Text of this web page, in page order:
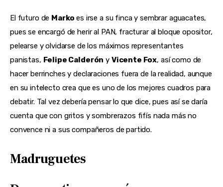
El futuro de Markoes irse a su finca y sembrar aguacates,
pues se encargó de herir al PAN, fracturar al bloque opositor,
pelearse y olvidarse de los máximos representantes
panistas, Felipe Calderón y Vicente Fox, así como de
hacer berrinches y declaraciones fuera de la realidad, aunque
en su intelecto crea que es uno de los mejores cuadros para
debatir. Tal vez debería pensar lo que dice, pues así se daría
cuenta que con gritos y sombrerazos fifís nada más no
convence ni a sus compañeros de partido.
Madruguetes